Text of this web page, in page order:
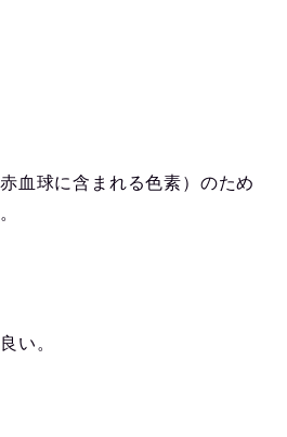
血球に含まれる色素）のため
い。